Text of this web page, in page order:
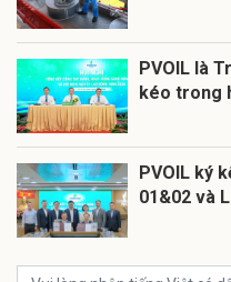
PVOIL là
kéo trong
PVOIL ký
01&02 và